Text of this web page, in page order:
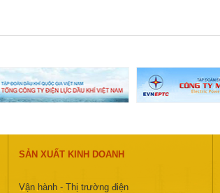
SẢN XUẤT KINH DOANH
Vận hành - Thị trường điện